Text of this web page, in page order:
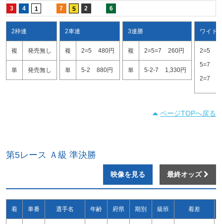
3 4 1 7 5 2 6
2枠連
複 発売無し
単 発売無し
2車連
複 2=5 480円
単 5-2 880円
3連勝
複 2=5=7 260円
単 5-2-7 1,330円
ワイド
2=5
5=7
2=7
ページTOPへ戻る
第5レース Ａ級 準決勝
映像を見る 最終オッズ
着 車番 選手名 年齢 府県 期別 級班 着差